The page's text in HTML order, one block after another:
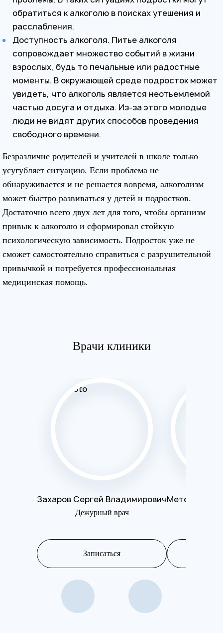
обратиться к алкоголю в поисках утешения и
расслабления.
Доступность алкоголя. Питье алкоголя
сопровождает множество событий в жизни
взрослых, будь то печальные или радостные
моменты. В окружающей среде подросток может
увидеть, что алкоголь является неотъемлемой
частью досуга и отдыха. Из-за этого молодые
люди не видят других способов проведения
свободного времени.
Безразличие родителей и учителей в школе только
усугубляет ситуацию. Если проблема не
обнаруживается и не решается вовремя, алкоголизм
может быстро развиваться у детей и подростков.
Достаточно всего двух лет для того, чтобы организм
привык к алкоголю и сформировал стойкую
психологическую зависимость. Подросток уже не
сможет самостоятельно справиться с разрушительной
привычкой и потребуется профессиональная
медицинская помощь.
Врачи клиники
Захаров Сергей Владимирович
Дежурный врач
Записаться
Метелева